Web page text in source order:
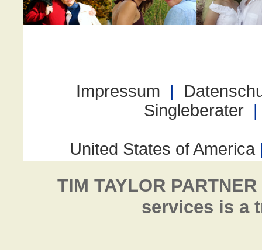
TIM TAYLOR
services is a